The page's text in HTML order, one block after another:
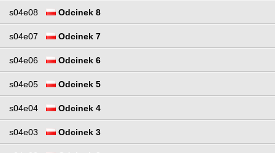
s04e08 Odcinek 8
s04e07 Odcinek 7
s04e06 Odcinek 6
s04e05 Odcinek 5
s04e04 Odcinek 4
s04e03 Odcinek 3